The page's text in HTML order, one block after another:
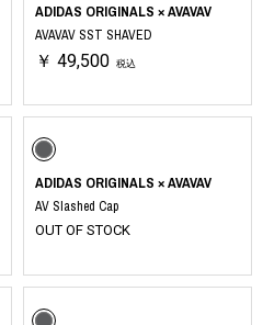
ADIDAS ORIGINALS × AVAVAV
AVAVAV SST SHAVED
￥ 49,500 税込
ADIDAS ORIGINALS × AVAVAV
AV Slashed Cap
OUT OF STOCK